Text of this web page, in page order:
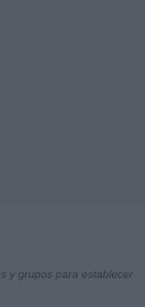
y grupos para establecer